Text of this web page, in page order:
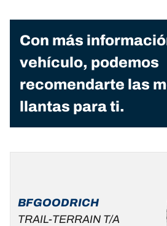
Con más
vehículo, podemos
recomendarte las
llantas para ti.
BFGOODRICH
TRAIL-TERRAIN T/A